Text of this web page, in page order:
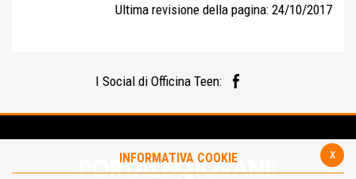
Ultima revisione della pagina: 24/10/2017
I Social di Officina Teen:
x
INFORMATIVA COOKIE